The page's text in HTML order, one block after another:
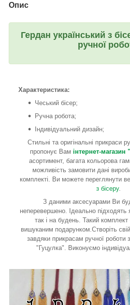
Опис
Гердан український з
ручної
Характеристика:
Чеський бісер;
Ручна робота;
Індивідуальний дизайн;
Стильні та оригінальні прикраси
пропонує Вам інтернет-магазин
асортимент, багата кольорова
можливість замовити дані
комплекті. Ви можете переглянути
з бісеру.
З даними аксесуарами Ви
неперевершено. Ідеально підходять
так і на будень. Такий
вишуканим подарунком.Створіть
завдяки прикрасам ручної роботи
"Гуцулка". Виконуємо